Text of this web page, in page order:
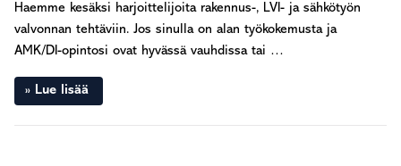
Haemme kesäksi harjoittelijoita rakennus-, LVI- ja sähkötyön
valvonnan tehtäviin. Jos sinulla on alan työkokemusta ja
AMK/DI-opintosi ovat hyvässä vauhdissa tai …
Lue lisää